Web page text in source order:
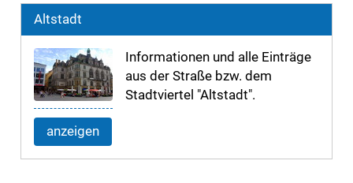
Altstadt
Informationen und alle Einträge
aus der Straße bzw. dem
Stadtviertel "Altstadt".
anzeigen